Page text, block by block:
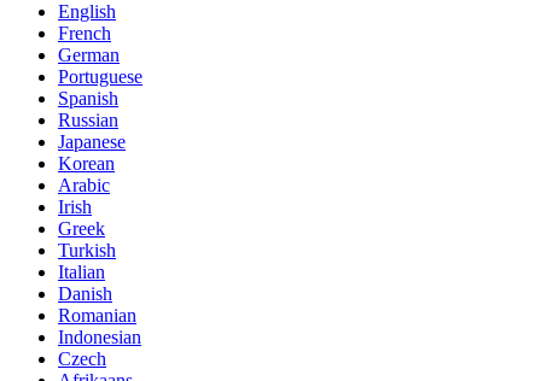
English
French
German
Portuguese
Spanish
Russian
Japanese
Korean
Arabic
Irish
Greek
Turkish
Italian
Danish
Romanian
Indonesian
Czech